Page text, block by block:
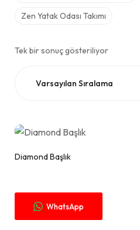
Zen Yatak Odası Takımı
Tek bir sonuç gösteriliyor
Diamond Başlık
WhatsApp